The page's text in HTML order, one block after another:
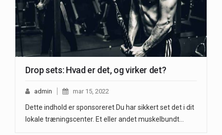
Drop sets: Hvad er det, og virker det?
admin mar 15, 2022
Dette indhold er sponsoreret Du har sikkert set det i dit
lokale træningscenter. Et eller andet muskelbundt…